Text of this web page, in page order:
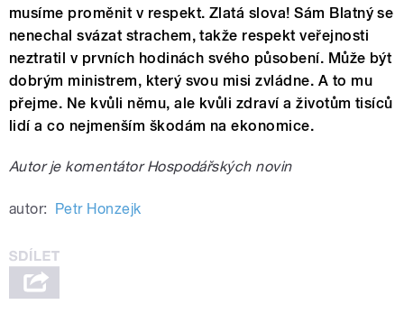
musíme proměnit v respekt. Zlatá slova! Sám Blatný se
nenechal svázat strachem, takže respekt veřejnosti
neztratil v prvních hodinách svého působení. Může být
dobrým ministrem, který svou misi zvládne. A to mu
přejme. Ne kvůli němu, ale kvůli zdraví a životům tisíců
lidí a co nejmenším škodám na ekonomice.
Autor je komentátor Hospodářských novin
autor: Petr Honzejk